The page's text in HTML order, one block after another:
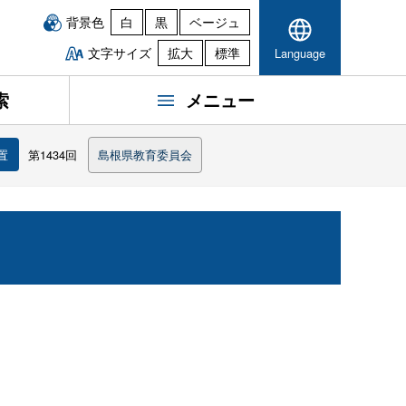
背景色 白 黒
ベージュ
文字サイズ
拡大 標準 Language
メニュー
第1434回 島根県教育委員会